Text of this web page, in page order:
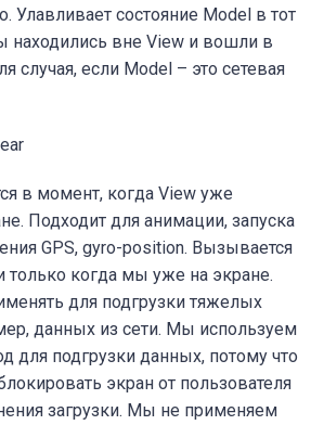
Улавливает состояние Model в тот
находились вне View и вошли в
случая, если Model – это сетевая
в момент, когда View уже
Подходит для анимации, запуска
GPS, gyro-position. Вызывается
только когда мы уже на экране.
для подгрузки тяжелых
данных из сети. Мы используем
для подгрузки данных, потому что
экран от пользователя
загрузки. Мы не применяем